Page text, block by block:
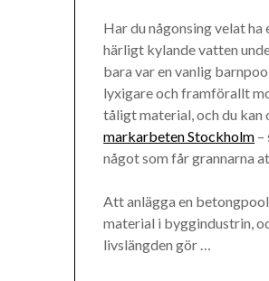
Har du någonsing velat
härligt kylande vatten
bara var en vanlig
lyxigare och framförallt
tåligt material, och du
markarbeten Stockholm –
något som får grannarna
Att anlägga en
material i byggindustrin,
livslängden gör …